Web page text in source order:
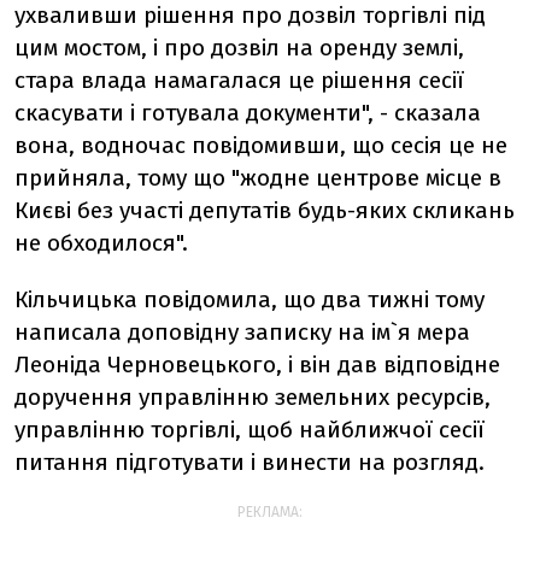
ухваливши рішення про дозвіл торгівлі під
цим мостом, і про дозвіл на оренду землі,
стара влада намагалася це рішення сесії
скасувати і готувала документи", - сказала
вона, водночас повідомивши, що сесія це не
прийняла, тому що "жодне центрове місце в
Києві без участі депутатів будь-яких скликань
не обходилося".
Кільчицька повідомила, що два тижні тому
написала доповідну записку на ім`я мера
Леоніда Черновецького, і він дав відповідне
доручення управлінню земельних ресурсів,
управлінню торгівлі, щоб найближчої сесії
питання підготувати і винести на розгляд.
РЕКЛАМА: